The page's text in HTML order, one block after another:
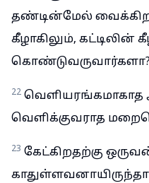
தண்டின்மேல்
கீழாகிலும், கட்டிலின்
கொண்டுவருவார்களா?
22 வெளியரங்கமாகாத
வெளிக்குவராத
23 கேட்கிறதற்கு